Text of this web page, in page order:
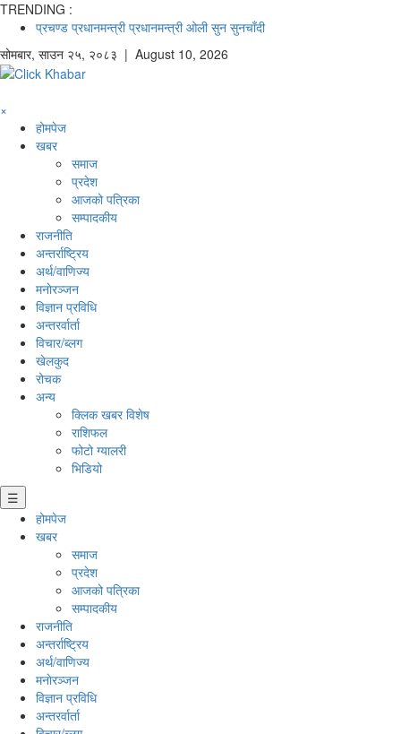
TRENDING :
प्रचण्ड प्रधानमन्त्री प्रधानमन्त्री ओली सुन सुनचाँदी
सोमबार, साउन २५, २०८३ | August 10, 2026
×
होमपेज
खबर
समाज
प्रदेश
आजको पत्रिका
सम्पादकीय
राजनीति
अन्तर्राष्ट्रिय
अर्थ/वाणिज्य
मनाेरञ्जन
विज्ञान प्रविधि
अन्तरर्वार्ता
विचार/ब्लग
खेलकुद
रोचक
अन्य
क्लिक खबर विशेष
राशिफल
फोटो ग्यालरी
भिडियो
☰
होमपेज
खबर
समाज
प्रदेश
आजको पत्रिका
सम्पादकीय
राजनीति
अन्तर्राष्ट्रिय
अर्थ/वाणिज्य
मनाेरञ्जन
विज्ञान प्रविधि
अन्तरर्वार्ता